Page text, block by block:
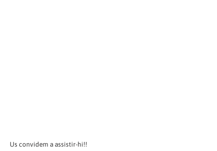
Us convidem a assistir-hi!!